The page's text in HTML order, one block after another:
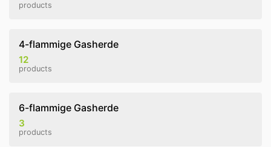
products
4-flammige Gasherde
12
products
6-flammige Gasherde
3
products